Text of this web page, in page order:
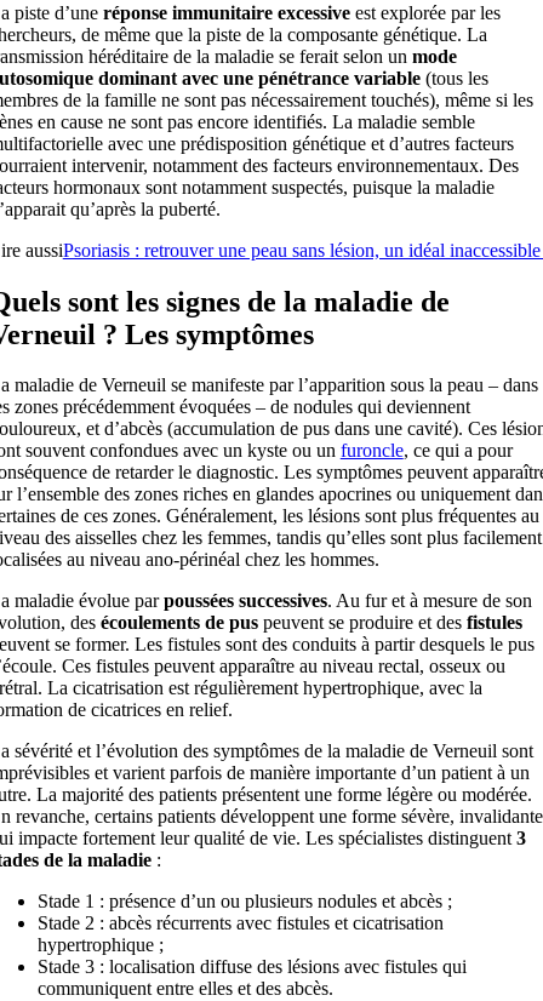
piste d’une réponse immunitaire excessiveest explorée par les
de même que la piste de la composante génétique. La
héréditaire de la maladie se ferait selon un mode
dominant avec une pénétrance variable(tous les
de la famille ne sont pas nécessairement touchés), même si les
en cause ne sont pas encore identifiés. La maladie semble
avec une prédisposition génétique et d’autres facteurs
intervenir, notamment des facteurs environnementaux. Des
hormonaux sont notamment suspectés, puisque la maladie
qu’après la puberté.
aussiPsoriasis : retrouver une peau sans lésion, un idéal inaccessible
sont les signes de la maladie de
? Les symptômes
maladie de Verneuil se manifeste par l’apparition sous la peau – dans
zones précédemment évoquées – de nodules qui deviennent
et d’abcès (accumulation de pus dans une cavité). Ces
souvent confondues avec un kyste ou un furoncle, ce qui a pour
de retarder le diagnostic. Les symptômes peuvent
l’ensemble des zones riches en glandes apocrines ou uniquement
de ces zones. Généralement, les lésions sont plus fréquentes au
des aisselles chez les femmes, tandis qu’elles sont plus facilement
au niveau ano-périnéal chez les hommes.
maladie évolue parpoussées successives. Au fur et à mesure de son
des écoulements de puspeuvent se produire et des fistules
se former. Les fistules sont des conduits à partir desquels le pus
Ces fistules peuvent apparaître au niveau rectal, osseux ou
La cicatrisation est régulièrement hypertrophique, avec la
de cicatrices en relief.
sévérité et l’évolution des symptômes de la maladie de Verneuil sont
et varient parfois de manière importante d’un patient à un
La majorité des patients présentent une forme légère ou modérée.
revanche, certains patients développent une forme sévère,
impacte fortement leur qualité de vie. Les spécialistes distinguent3
de la maladie:
Stade 1 : présence d’un ou plusieurs nodules et abcès ;
Stade 2 : abcès récurrents avec fistules et cicatrisation
hypertrophique ;
Stade 3 : localisation diffuse des lésions avec fistules qui
communiquent entre elles et des abcès.